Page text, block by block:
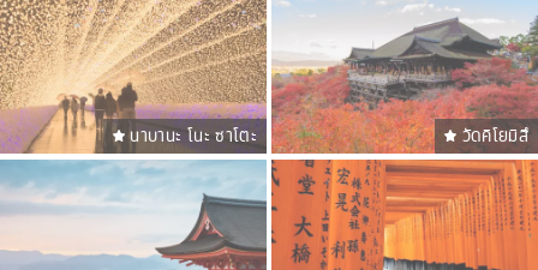
นาบานะ โนะ ซาโตะ วัดคิโยมิสึ